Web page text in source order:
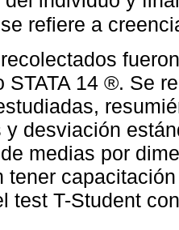
se refiere a
STATA 14 ®. Se
y desviación
medias por
tener
test T-Student